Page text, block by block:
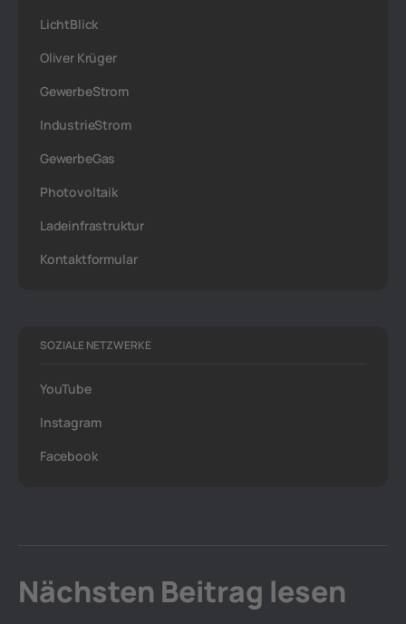
LichtBlick
Oliver Krüger
GewerbeStrom
IndustrieStrom
GewerbeGas
Photovoltaik
Ladeinfrastruktur
Kontaktformular
SOZIALE NETZWERKE
YouTube
Instagram
Facebook
Nächsten Beitrag lesen